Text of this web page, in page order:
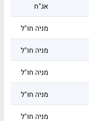
אג"ח
מניה חו"ל
מניה חו"ל
מניה חו"ל
מניה חו"ל
מניה חו"ל